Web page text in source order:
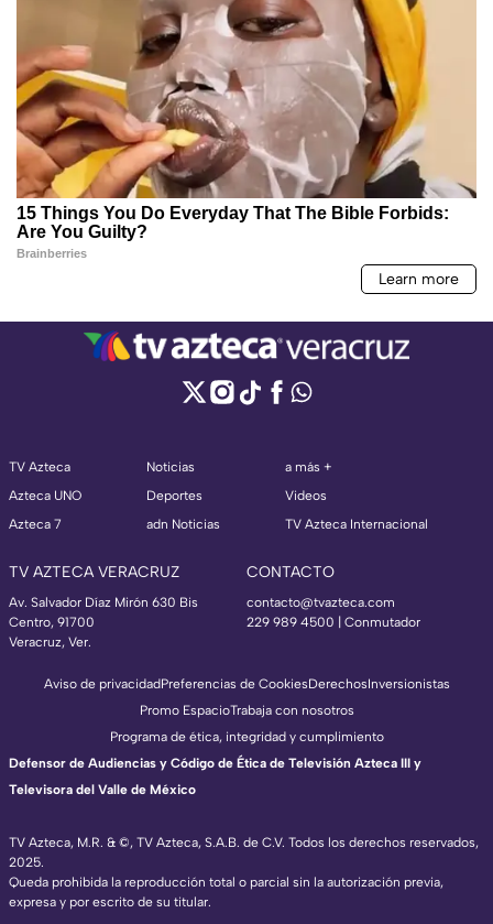
TV Azteca
Azteca UNO
Azteca 7
Noticias
Deportes
adn Noticias
a más +
Videos
TV Azteca Internacional
TV AZTECA VERACRUZ
Av. Salvador Díaz Mirón 630 Bis
Centro, 91700
Veracruz, Ver.
CONTACTO
contacto@tvazteca.com
229 989 4500 | Conmutador
TV Azteca, M.R. & ©, TV Azteca, S.A.B. de C.V. Todos los derechos reservados,
2025.
Queda prohibida la reproducción total o parcial sin la autorización previa,
expresa y por escrito de su titular.
Aviso de privacidadPreferencias de CookiesDerechosInversionistas
Promo EspacioTrabaja con nosotros
Programa de ética, integridad y cumplimiento
Defensor de Audiencias y Código de Ética de Televisión Azteca III y
Televisora del Valle de México